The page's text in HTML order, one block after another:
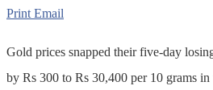
Print Email
Gold prices snapped their five-day
by Rs 300 to Rs 30,400 per 10 grams